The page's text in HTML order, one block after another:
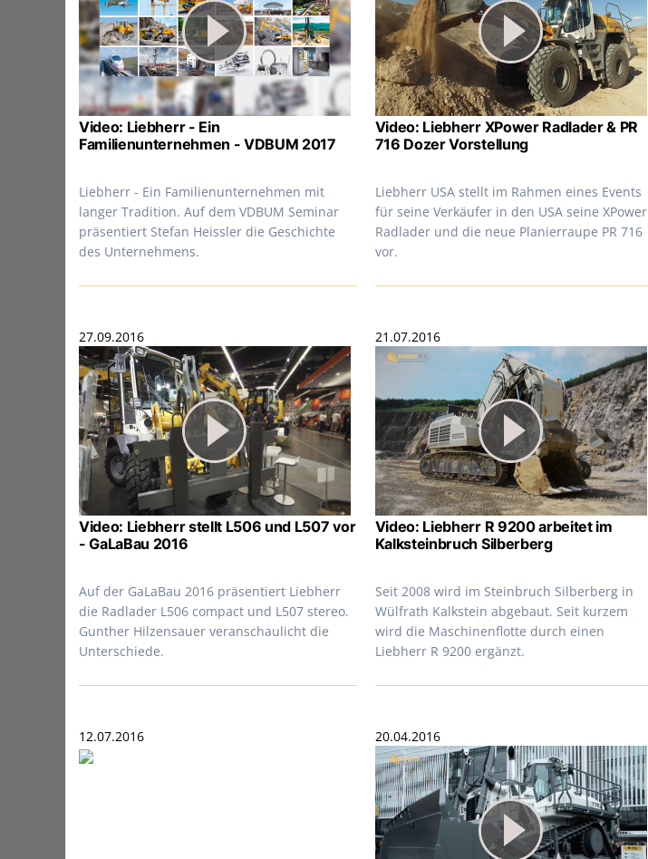
Video: Liebherr - Ein
Familienunternehmen - VDBUM 2017
Liebherr - Ein Familienunternehmen mit
langer Tradition. Auf dem VDBUM Seminar
präsentiert Stefan Heissler die Geschichte
des Unternehmens.
Video: Liebherr XPower Radlader & PR
716 Dozer Vorstellung
Liebherr USA stellt im Rahmen eines Events
für seine Verkäufer in den USA seine XPower
Radlader und die neue Planierraupe PR 716
vor.
27.09.2016
Video: Liebherr stellt L506 und L507 vor
- GaLaBau 2016
Auf der GaLaBau 2016 präsentiert Liebherr
die Radlader L506 compact und L507 stereo.
Gunther Hilzensauer veranschaulicht die
Unterschiede.
21.07.2016
Video: Liebherr R 9200 arbeitet im
Kalksteinbruch Silberberg
Seit 2008 wird im Steinbruch Silberberg in
Wülfrath Kalkstein abgebaut. Seit kurzem
wird die Maschinenflotte durch einen
Liebherr R 9200 ergänzt.
12.07.2016 20.04.2016